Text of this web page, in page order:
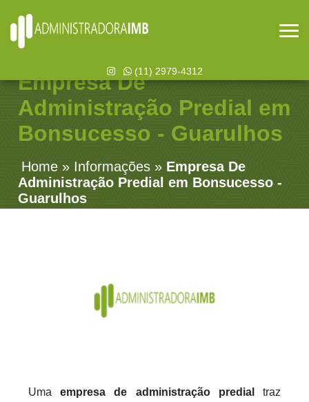
(11) 2979-4312
Empresa De
Administração Predial em
Bonsucesso - Guarulhos
Home » Informações » Empresa De
Administração Predial em Bonsucesso -
Guarulhos
Umaempresa de administração predial
traz